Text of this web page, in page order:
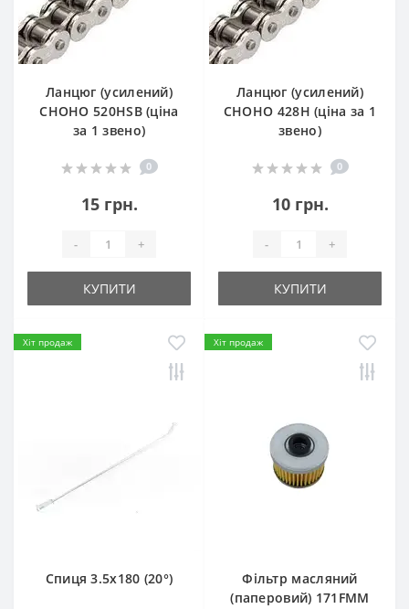
Ланцюг (усилений)
СHOHO 520HSB (ціна
за 1 звено)
0
15 грн.
- +
КУПИТИ
Ланцюг (усилений)
СHOHO 428H (ціна за 1
звено)
0
10 грн.
- +
КУПИТИ
Хіт продаж
Спиця 3.5х180 (20°)
Хіт продаж
Фільтр масляний
(паперовий) 171FMM